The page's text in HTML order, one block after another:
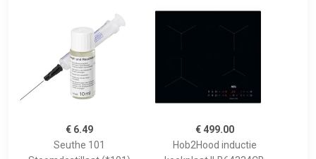
€ 6.49
Seuthe 101
€ 499.00
Hob2Hood inductie